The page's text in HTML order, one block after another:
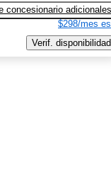
concesionario adicionales
$298/mes
Verif. disponibilidad